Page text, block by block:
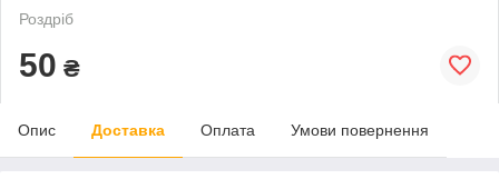
Роздріб
50 ₴
Опис Доставка Оплата Умови повернення